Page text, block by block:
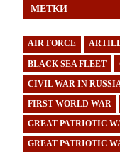
МЕТКИ
AIR FORCE
BLACK SEA FLEET
CIVIL WAR IN
FIRST WORLD WAR
GREAT PATRIOTIC
GREAT PATRIOTIC